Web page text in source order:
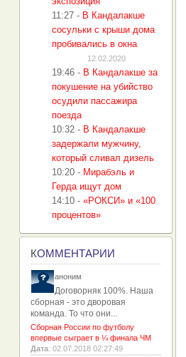
11:27 - В Кандалакше
сосульки с крыши дома
пробивались в окна
12.02.2020
19:46 - В Кандалакше за
покушение на убийство
осудили пассажира
поезда
10:32 - В Кандалакше
задержали мужчину,
который сливал дизель
10:20 - Мирабэль и
Герда ищут дом
14:10 - «РОКСИ» и «100
процентов»
КОММЕНТАРИИ
аноним
Договорняк 100%. Наша
сборная - это дворовая
команда. То что они...
Сборная России по футболу
впервые сыграет в ¼ финала ЧМ
Дата: 02.07.2018 02:27:49